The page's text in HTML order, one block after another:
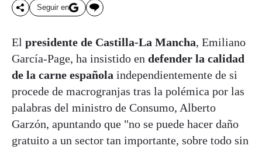
Seguir en
El presidente de Castilla-La Mancha, Emiliano
García-Page, ha insistido en defender la calidad
de la carne española independientemente de si
procede de macrogranjas tras la polémica por las
palabras del ministro de Consumo, Alberto
Garzón, apuntando que "no se puede hacer daño
gratuito a un sector tan importante, sobre todo sin